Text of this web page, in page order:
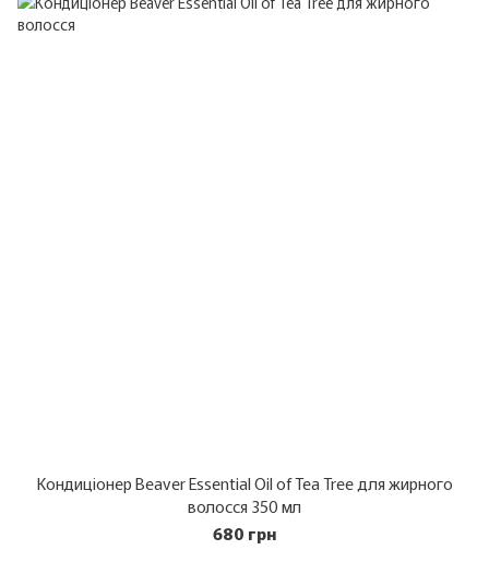
Кондиціонер Beaver Essential Oil of Tea Tree для жирного
волосся 350 мл
680 грн